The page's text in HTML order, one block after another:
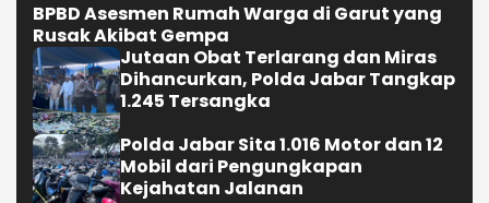
BPBD Asesmen Rumah Warga di Garut yang
Rusak Akibat Gempa
Jutaan Obat Terlarang dan Miras
Dihancurkan, Polda Jabar Tangkap
1.245 Tersangka
Polda Jabar Sita 1.016 Motor dan 12
Mobil dari Pengungkapan
Kejahatan Jalanan